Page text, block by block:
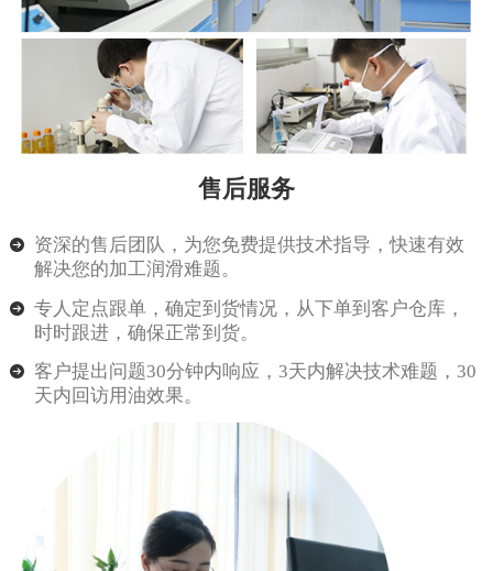
售后服务
资深的售后团队，为您免费提供技术指导，快速有效
解决您的加工润滑难题。
专人定点跟单，确定到货情况，从下单到客户仓库，
时时跟进，确保正常到货。
客户提出问题30分钟内响应，3天内解决技术难题，30
天内回访用油效果。